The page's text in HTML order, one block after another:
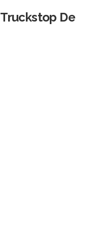
Truckstop De